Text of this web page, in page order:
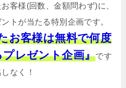
客様(回数、金額問わず)に、
トが当たる特別企画です。
お客様は無料で何度
レゼント企画』です
なく！